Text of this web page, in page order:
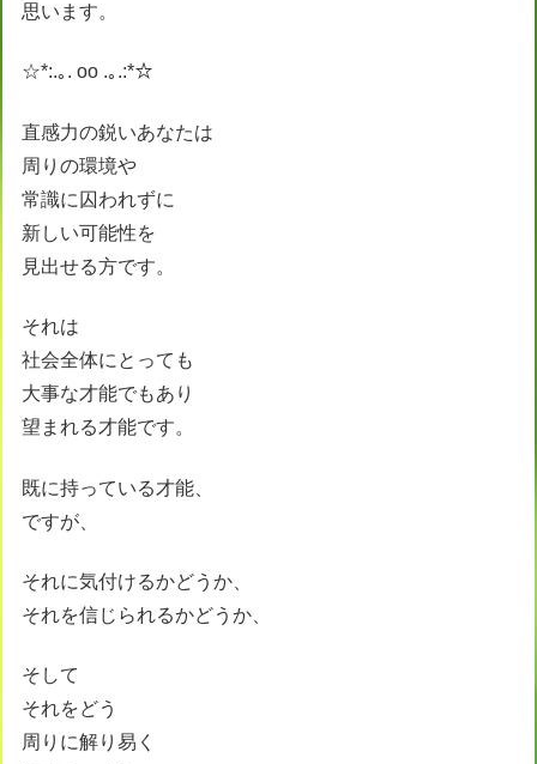
思います。
☆*:.｡. oo .｡.:*☆
直感力の鋭いあなたは
周りの環境や
常識に囚われずに
新しい可能性を
見出せる方です。
それは
社会全体にとっても
大事な才能でもあり
望まれる才能です。
既に持っている才能、
ですが、
それに気付けるかどうか、
それを信じられるかどうか、
そして
それをどう
周りに解り易く